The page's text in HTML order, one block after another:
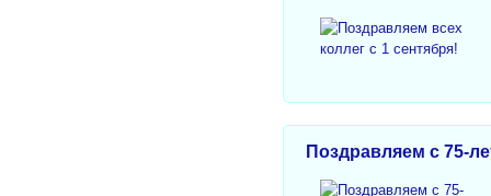
Поздравляем с 75-